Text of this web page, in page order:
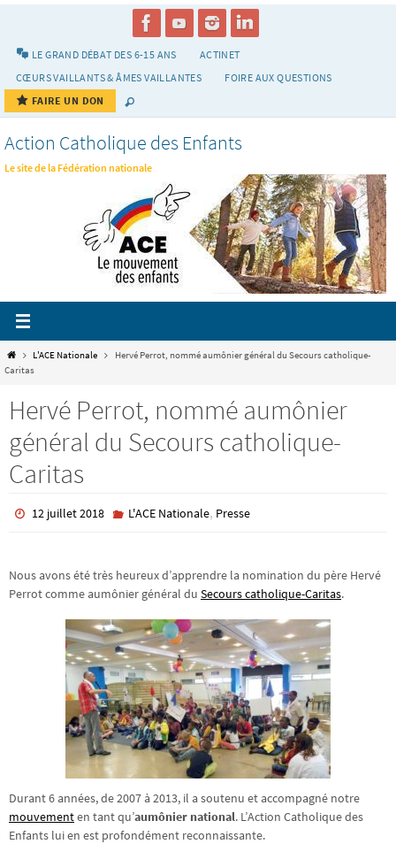
LE GRAND DÉBAT DES 6-15 ANS
ACTINET
CŒURS VAILLANTS & ÂMES VAILLANTES
FOIRE AUX QUESTIONS
FAIRE UN DON
Action Catholique des Enfants
Le site de la Fédération nationale
HomeL'ACE Nationale
Hervé Perrot, nommé aumônier général du Secours catholique-
Caritas
Hervé Perrot, nommé aumônier
général du Secours catholique-
Caritas
12 juillet 2018 L'ACE Nationale, Presse
Nous avons été très heureux d’apprendre la nomination du père Hervé
Perrot comme aumônier général du Secours catholique-Caritas.
Durant 6 années, de 2007 à 2013, il a soutenu et accompagné notre
mouvementen tant qu’aumônier national. L’Action Catholique des
Enfants lui en est profondément reconnaissante.